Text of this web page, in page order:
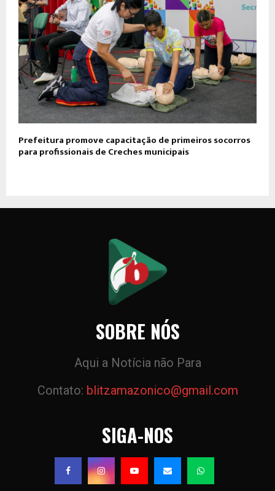
Prefeitura promove capacitação de primeiros socorros
para profissionais de Creches municipais
SOBRE NÓS
Aqui a Notícia não Para
Contato: blitzamazonico@gmail.com
SIGA-NOS